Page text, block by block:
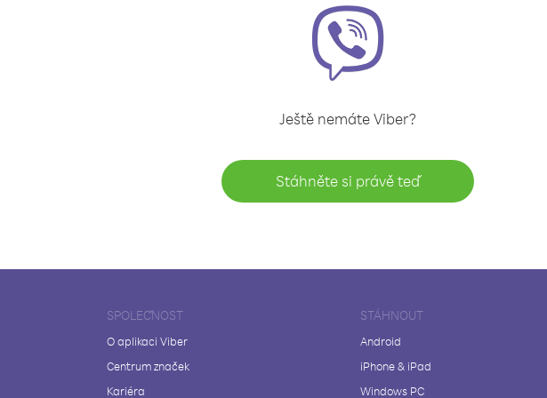
Ještě nemáte Viber?
Stáhněte si právě teď
SPOLEČNOST
O aplikaci Viber
Centrum značek
Kariéra
STÁHNOUT
Android
iPhone & iPad
Windows PC